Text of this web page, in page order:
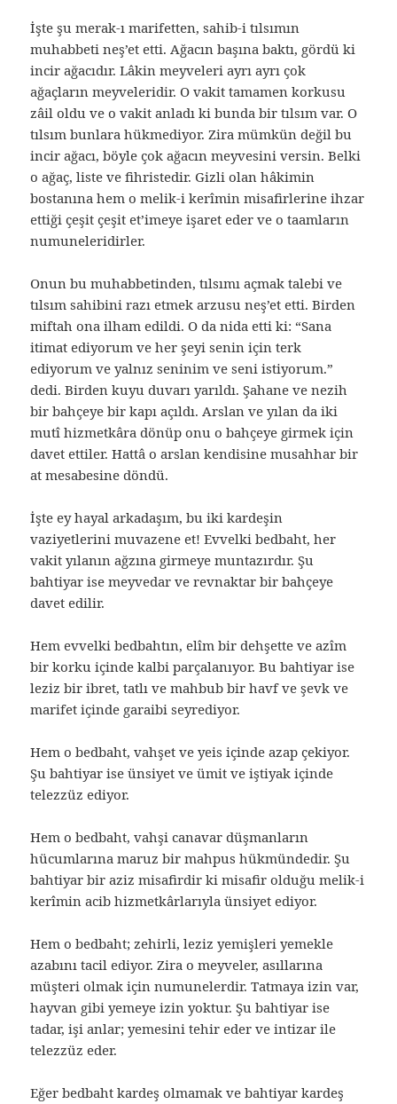
İşte şu merak-ı marifetten, sahib-i tılsımın
muhabbeti neş’et etti. Ağacın başına baktı, gördü ki
incir ağacıdır. Lâkin meyveleri ayrı ayrı çok
ağaçların meyveleridir. O vakit tamamen korkusu
zâil oldu ve o vakit anladı ki bunda bir tılsım var. O
tılsım bunlara hükmediyor. Zira mümkün değil bu
incir ağacı, böyle çok ağacın meyvesini versin. Belki
o ağaç, liste ve fihristedir. Gizli olan hâkimin
bostanına hem o melik-i kerîmin misafirlerine ihzar
ettiği çeşit çeşit et’imeye işaret eder ve o taamların
numuneleridirler.
Onun bu muhabbetinden, tılsımı açmak talebi ve
tılsım sahibini razı etmek arzusu neş’et etti. Birden
miftah ona ilham edildi. O da nida etti ki: “Sana
itimat ediyorum ve her şeyi senin için terk
ediyorum ve yalnız seninim ve seni istiyorum.”
dedi. Birden kuyu duvarı yarıldı. Şahane ve nezih
bir bahçeye bir kapı açıldı. Arslan ve yılan da iki
mutî hizmetkâra dönüp onu o bahçeye girmek için
davet ettiler. Hattâ o arslan kendisine musahhar bir
at mesabesine döndü.
İşte ey hayal arkadaşım, bu iki kardeşin
vaziyetlerini muvazene et! Evvelki bedbaht, her
vakit yılanın ağzına girmeye muntazırdır. Şu
bahtiyar ise meyvedar ve revnaktar bir bahçeye
davet edilir.
Hem evvelki bedbahtın, elîm bir dehşette ve azîm
bir korku içinde kalbi parçalanıyor. Bu bahtiyar ise
leziz bir ibret, tatlı ve mahbub bir havf ve şevk ve
marifet içinde garaibi seyrediyor.
Hem o bedbaht, vahşet ve yeis içinde azap çekiyor.
Şu bahtiyar ise ünsiyet ve ümit ve iştiyak içinde
telezzüz ediyor.
Hem o bedbaht, vahşi canavar düşmanların
hücumlarına maruz bir mahpus hükmündedir. Şu
bahtiyar bir aziz misafirdir ki misafir olduğu melik-i
kerîmin acib hizmetkârlarıyla ünsiyet ediyor.
Hem o bedbaht; zehirli, leziz yemişleri yemekle
azabını tacil ediyor. Zira o meyveler, asıllarına
müşteri olmak için numunelerdir. Tatmaya izin var,
hayvan gibi yemeye izin yoktur. Şu bahtiyar ise
tadar, işi anlar; yemesini tehir eder ve intizar ile
telezzüz eder.
Eğer bedbaht kardeş olmamak ve bahtiyar kardeş